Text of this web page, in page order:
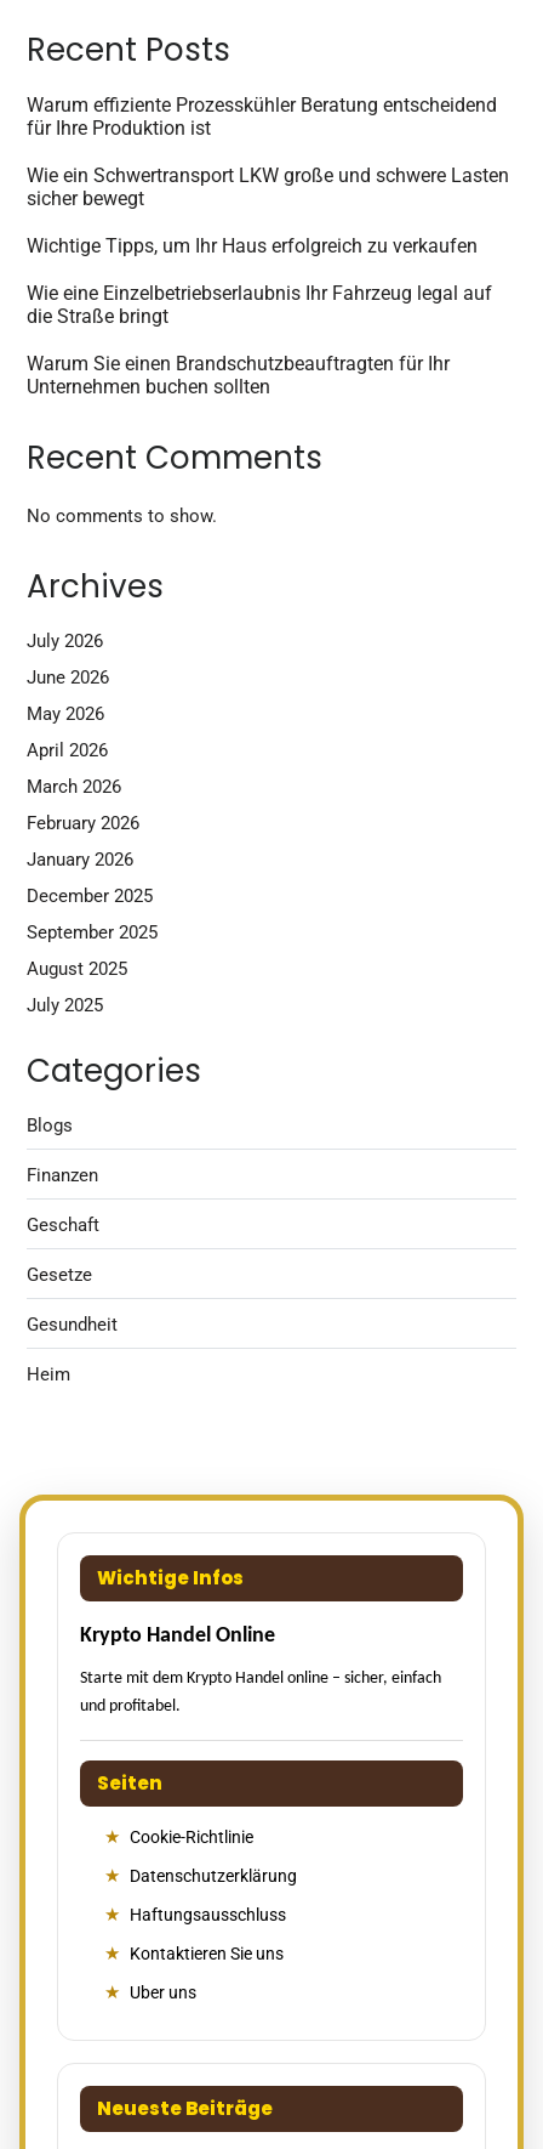
Recent Posts
Warum effiziente Prozesskühler Beratung entscheidend
für Ihre Produktion ist
Wie ein Schwertransport LKW große und schwere Lasten
sicher bewegt
Wichtige Tipps, um Ihr Haus erfolgreich zu verkaufen
Wie eine Einzelbetriebserlaubnis Ihr Fahrzeug legal auf
die Straße bringt
Warum Sie einen Brandschutzbeauftragten für Ihr
Unternehmen buchen sollten
Recent Comments
No comments to show.
Archives
July 2026
June 2026
May 2026
April 2026
March 2026
February 2026
January 2026
December 2025
September 2025
August 2025
July 2025
Categories
Blogs
Finanzen
Geschaft
Gesetze
Gesundheit
Heim
Wichtige Infos
Krypto Handel Online
Starte mit dem Krypto Handel online – sicher, einfach
und profitabel.
Seiten
Cookie-Richtlinie
Datenschutzerklärung
Haftungsausschluss
Kontaktieren Sie uns
Uber uns
Neueste Beiträge